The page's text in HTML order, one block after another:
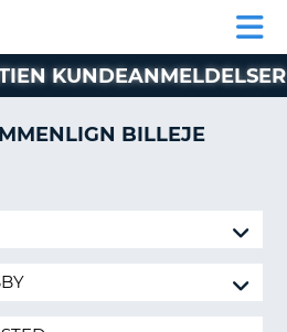
KUNDEANMELDELSER
BILLEJE